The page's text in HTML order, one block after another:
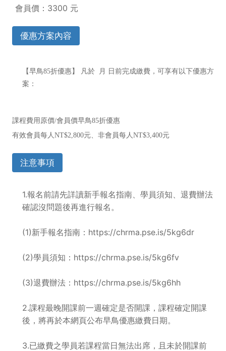
會員價：3300 元
優惠方案內容
【早鳥85折優惠】 凡於 月 日 前完成繳費，可享有以下優惠方
案：
課程費用原價/會員價早鳥85折優惠
有效會員每人NT$2,800元、非會員每人NT$3,400元
注意事項
1.報名前請先詳讀新手報名指南、學員須知、退費辦法
確認沒問題後再進行報名。
(1)新手報名指南：https://chrma.pse.is/5kg6dr
(2)學員須知：https://chrma.pse.is/5kg6fv
(3)退費辦法：https://chrma.pse.is/5kg6hh
2.課程最晚開課前一週確定是否開課，課程確定開課
後，將再於本網頁公布早鳥優惠繳費日期。
3.已繳費之學員若課程當日無法出席，且未於開課前